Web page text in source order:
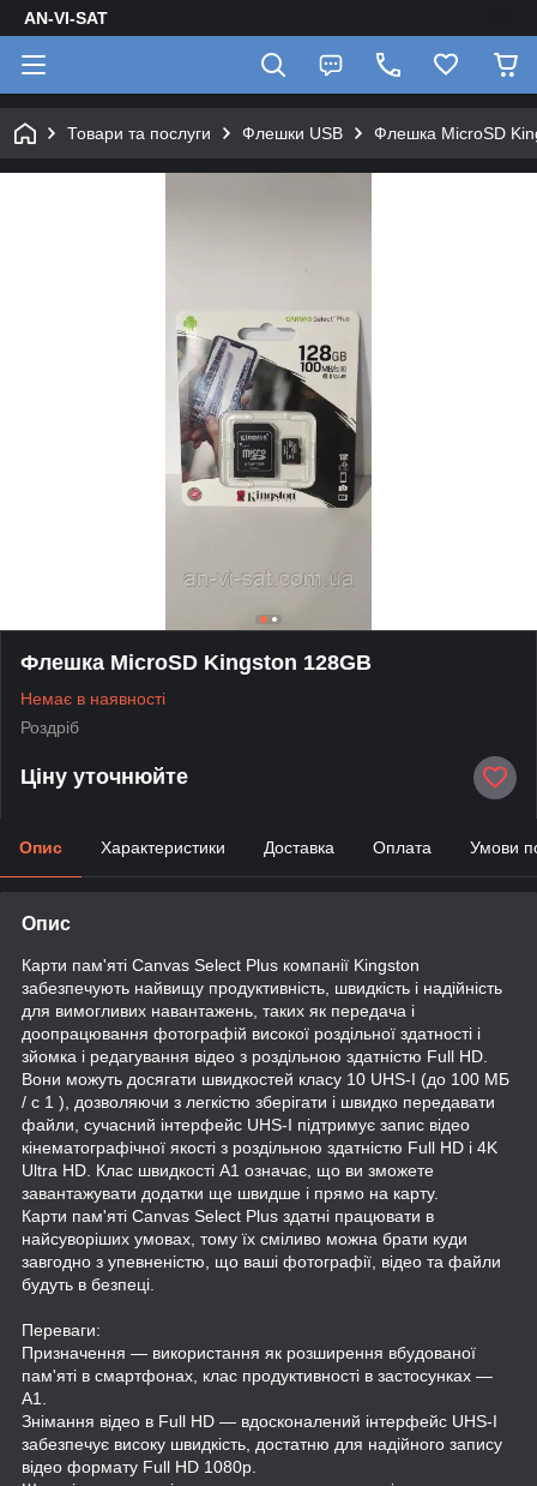
AN-VI-SAT
Товари та послуги Флешки USB Флешка MicroSD
Флешка MicroSD Kingston 128GB
Немає в наявності
Роздріб
Ціну уточнюйте
Опис Характеристики Доставка Оплата Умови
Опис
Карти пам'яті Canvas Select Plus компанії Kingston
забезпечують найвищу продуктивність, швидкість і надійність
для вимогливих навантажень, таких як передача і
доопрацювання фотографій високої роздільної здатності і
зйомка і редагування відео з роздільною здатністю Full HD.
Вони можуть досягати швидкостей класу 10 UHS-I (до 100 МБ
/ с 1 ), дозволяючи з легкістю зберігати і швидко передавати
файли, сучасний інтерфейс UHS-I підтримує запис відео
кінематографічної якості з роздільною здатністю Full HD і 4K
Ultra HD. Клас швидкості A1 означає, що ви зможете
завантажувати додатки ще швидше і прямо на карту.
Карти пам'яті Canvas Select Plus здатні працювати в
найсуворіших умовах, тому їх сміливо можна брати куди
завгодно з упевненістю, що ваші фотографії, відео та файли
будуть в безпеці.
Переваги:
Призначення — використання як розширення вбудованої
пам'яті в смартфонах, клас продуктивності в застосунках —
A1.
Знімання відео в Full HD — вдосконалений інтерфейс UHS-I
забезпечує високу швидкість, достатню для надійного запису
відео формату Full HD 1080p.